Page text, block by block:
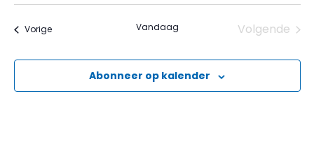
VorigeEvenementen Vandaag Volgende
Abonneer op kalender